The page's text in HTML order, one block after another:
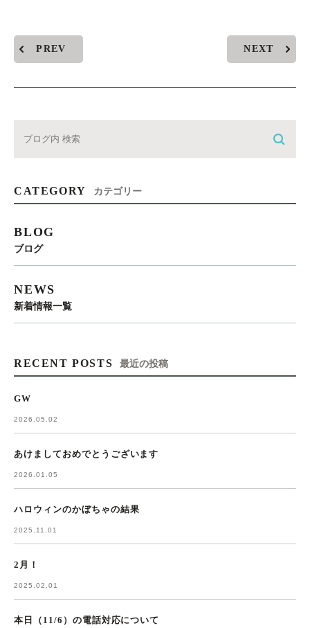
PREV NEXT
CATEGORY カテゴリー
BLOG
ブログ
NEWS
新着情報一覧
RECENT POSTS 最近の投稿
GW
2026.05.02
あけましておめでとうございます
2026.01.05
ハロウィンのかぼちゃの結果
2025.11.01
2月！
2025.02.01
本日（11/6）の電話対応について